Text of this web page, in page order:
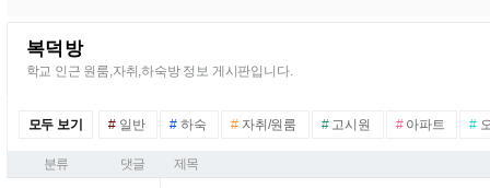
복덕방
학교 인근 원룸,자취,하숙방 정보 게시판입니다.
모두 보기 # 일반 # 하숙 # 자취/원룸 #고시원 #아파트 #
분류 댓글 제목